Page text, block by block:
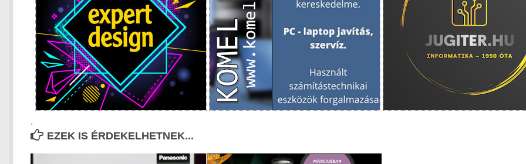
.
EZEK IS ÉRDEKELHETNEK...